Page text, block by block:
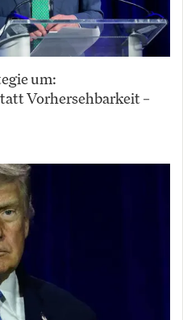
um:
Vorhersehbarkeit –